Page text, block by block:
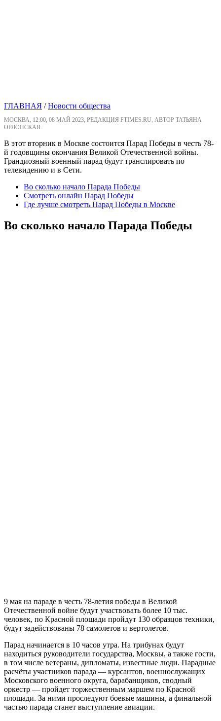
ГЛАВНАЯ /Новости общества
МОСКВА, 12:00, 08 МАЙ 2023, РЕДАКЦИЯ FTIMES.RU, АВТОР ТАТЬЯНА
ОРЛОНСКАЯ.
В этот вторник в Москве состоится Парад Победы в честь 78-
й годовщины окончания Великой Отечественной войны.
Грандиозный военный парад будут транслировать по
телевидению и в Сети.
Во сколько начало Парада Победы
Смотреть онлайн Парад Победы
Где лучше смотреть Парад Победы в Москве
Во сколько начало Парада Победы
9 мая на параде в честь 78-летия победы в Великой
Отечественной войне будут участвовать более 10 тыс.
человек, по Красной площади пройдут 130 образцов техники,
будут задействованы 78 самолетов и вертолетов.
Парад начинается в 10 часов утра. На трибунах будут
находиться руководители государства, Москвы, а также гости,
в том числе ветераны, дипломаты, известные люди. Парадные
расчёты участников парада — курсантов, военнослужащих
Московского военного округа, барабанщиков, сводный
оркестр — пройдет торжественным маршем по Красной
площади. За ними проследуют боевые машины, а финальной
частью парада станет выступление авиации.